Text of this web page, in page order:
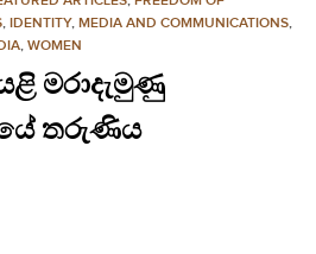
, IDENTITY, MEDIA AND COMMUNICATIONS,
, WOMEN
මරාදැමුණු
තරුණිය